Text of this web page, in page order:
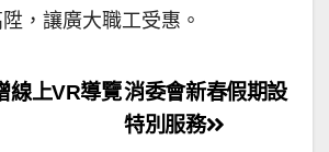
，讓廣大職工受惠。
消委會新春假期設
特別服務
線上VR導覽